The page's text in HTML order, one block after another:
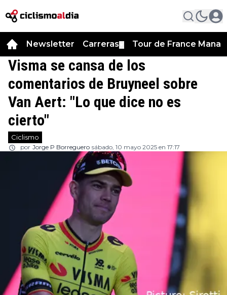
Newsletter Carreras Tour de France
Visma se cansa de los
comentarios de Bruyneel sobre
Van Aert: "Lo que dice no es
cierto"
Ciclismo
por Jorge P Borreguero sábado, 10 mayo 2025 en 17:17